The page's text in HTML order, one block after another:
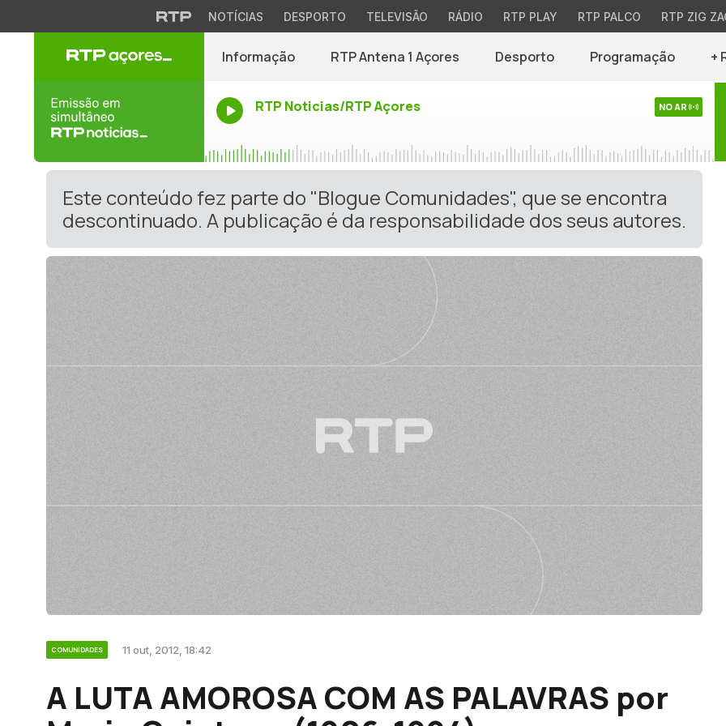
NOTÍCIAS DESPORTO TELEVISÃO RÁDIO RTP PLAY RTP PALCO RTP ZIG
Informação RTP Antena 1 Açores Desporto Programação +
RTP Noticias/RTP Açores NO AR
Este conteúdo fez parte do "Blogue Comunidades", que se encontra
descontinuado. A publicação é da responsabilidade dos seus autores.
COMUNIDADES 11 out, 2012, 18:42
A LUTA AMOROSA COM AS PALAVRAS por